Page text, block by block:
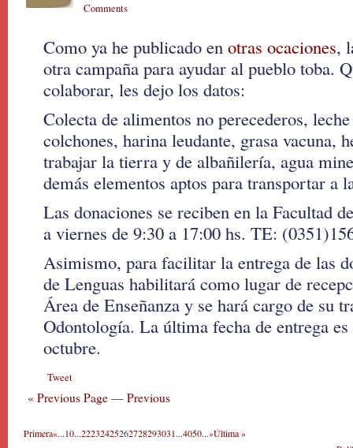
Comments
Como ya he publicado en otras ocaciones,
otra campaña para ayudar al pueblo toba.
colaborar, les dejo los datos:
Colecta de alimentos no perecederos,
colchones, harina leudante, grasa vacuna,
trabajar la tierra y de albañilería, agua
demás elementos aptos para transportar a
Las donaciones se reciben en la Facultad
a viernes de 9:30 a 17:00 hs. TE:
Asimismo, para facilitar la entrega de las
de Lenguas habilitará como lugar de
Área de Enseñanza y se hará cargo de su
Odontología. La última fecha de entrega
octubre.
Tweet
« Previous Page — Previous
Primera«...10...22232425262728293031...4050...»Última »